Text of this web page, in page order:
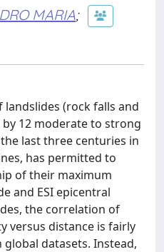
MARIA;
(rock falls and
12 moderate to strong
last three centuries in
has permitted to
of their maximum
and ESI epicentral
the correlation of
versus distance is fairly
datasets. Instead,